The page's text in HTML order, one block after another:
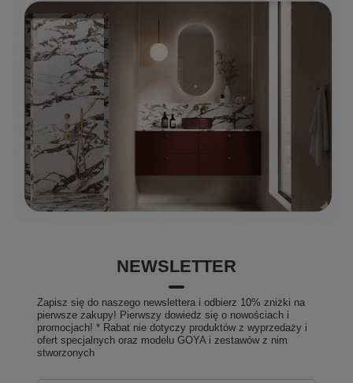
NEWSLETTER
Zapisz się do naszego newslettera i odbierz 10% zniżki na
pierwsze zakupy! Pierwszy dowiedz się o nowościach i
promocjach! * Rabat nie dotyczy produktów z wyprzedaży i
ofert specjalnych oraz modelu GOYA i zestawów z nim
stworzonych